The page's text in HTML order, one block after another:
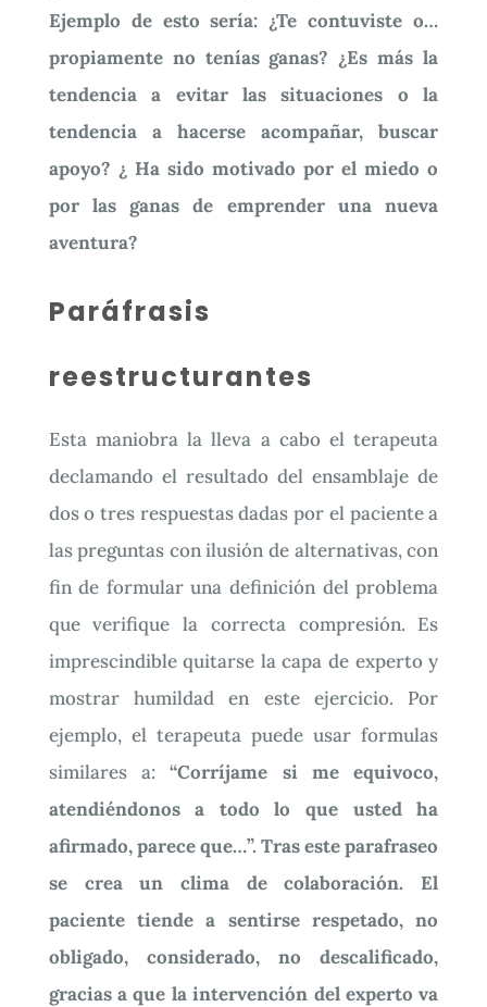
Ejemplo de esto sería: ¿Te contuviste o…
propiamente no tenías ganas? ¿Es más la
tendencia a evitar las situaciones o la
tendencia a hacerse acompañar, buscar
apoyo? ¿ Ha sido motivado por el miedo o
por las ganas de emprender una nueva
aventura?
Paráfrasis
reestructurantes
Esta maniobra la lleva a cabo el terapeuta
declamando el resultado del ensamblaje de
dos o tres respuestas dadas por el paciente a
las preguntas con ilusión de alternativas, con
fin de formular una definición del problema
que verifique la correcta compresión. Es
imprescindible quitarse la capa de experto y
mostrar humildad en este ejercicio. Por
ejemplo, el terapeuta puede usar formulas
similares a: “Corríjame si me equivoco,
atendiéndonos a todo lo que usted ha
afirmado, parece que…”. Tras este parafraseo
se crea un clima de colaboración. El
paciente tiende a sentirse respetado, no
obligado, considerado, no descalificado,
gracias a que la intervención del experto va